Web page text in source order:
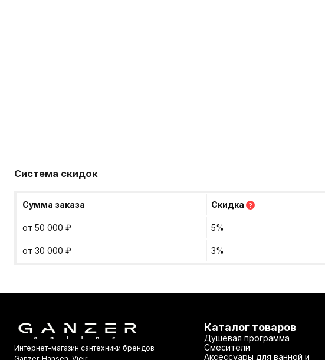
Система скидок
Сумма заказа Скидка ?
от 50 000 ₽ 5%
от 30 000 ₽ 3%
Интернет-магазин сантехники брендов
Каталог товаров
Душевая программа
Смесители
Аксессуары для ванной и